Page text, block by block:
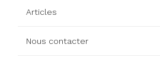
Articles
Nous contacter